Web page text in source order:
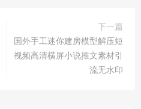
下一篇
国外手工迷你建房模型解压短
视频高清横屏小说推文素材引
流无水印